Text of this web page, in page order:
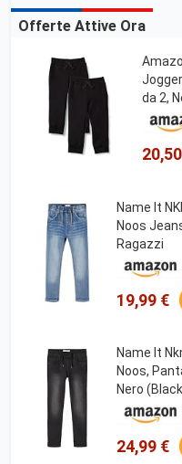
Offerte Attive Ora
da 2,
Name It
Noos
Ragazzi
19,99 €
Name It
Noos,
Nero
24,99 €